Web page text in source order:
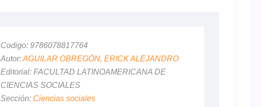
Codigo: 9786078817764
Autor:AGUILAR OBREGÓN, ERICK ALEJANDRO
Editorial: FACULTAD LATINOAMERICANA DE
CIENCIAS SOCIALES
Sección: Ciencias sociales